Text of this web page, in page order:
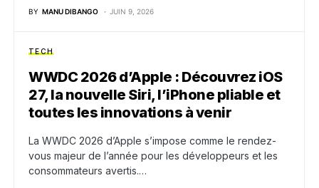
BY MANU DIBANGO JUIN 9, 2026
TECH
WWDC 2026 d’Apple : Découvrez iOS
27, la nouvelle Siri, l’iPhone pliable et
toutes les innovations à venir
La WWDC 2026 d’Apple s’impose comme le rendez-
vous majeur de l’année pour les développeurs et les
consommateurs avertis.…